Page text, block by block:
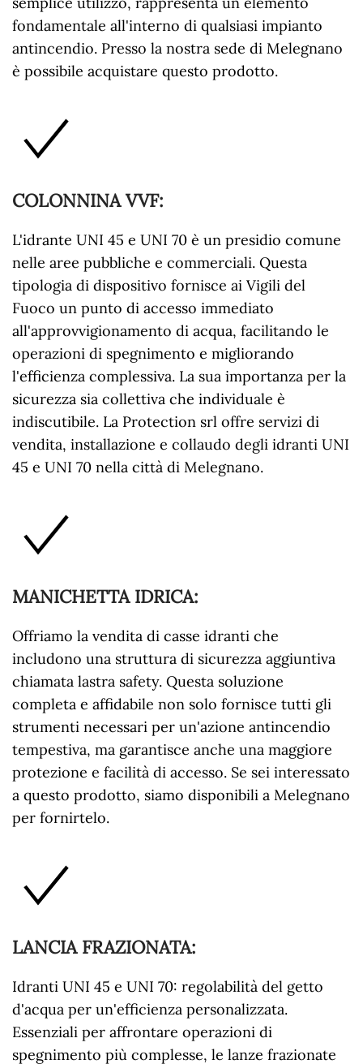
fondamentale all'interno di qualsiasi impianto
antincendio. Presso la nostra sede di Melegnano
è possibile acquistare questo prodotto.
COLONNINA VVF:
L'idrante UNI 45 e UNI 70 è un presidio comune
nelle aree pubbliche e commerciali. Questa
tipologia di dispositivo fornisce ai Vigili del
Fuoco un punto di accesso immediato
all'approvvigionamento di acqua, facilitando le
operazioni di spegnimento e migliorando
l'efficienza complessiva. La sua importanza per la
sicurezza sia collettiva che individuale è
indiscutibile. La Protection srl offre servizi di
vendita, installazione e collaudo degli idranti UNI
45 e UNI 70 nella città di Melegnano.
MANICHETTA IDRICA:
Offriamo la vendita di casse idranti che
includono una struttura di sicurezza aggiuntiva
chiamata lastra safety. Questa soluzione
completa e affidabile non solo fornisce tutti gli
strumenti necessari per un'azione antincendio
tempestiva, ma garantisce anche una maggiore
protezione e facilità di accesso. Se sei interessato
a questo prodotto, siamo disponibili a Melegnano
per fornirtelo.
LANCIA FRAZIONATA:
Idranti UNI 45 e UNI 70: regolabilità del getto
d'acqua per un'efficienza personalizzata.
Essenziali per affrontare operazioni di
spegnimento più complesse, le lanze frazionate